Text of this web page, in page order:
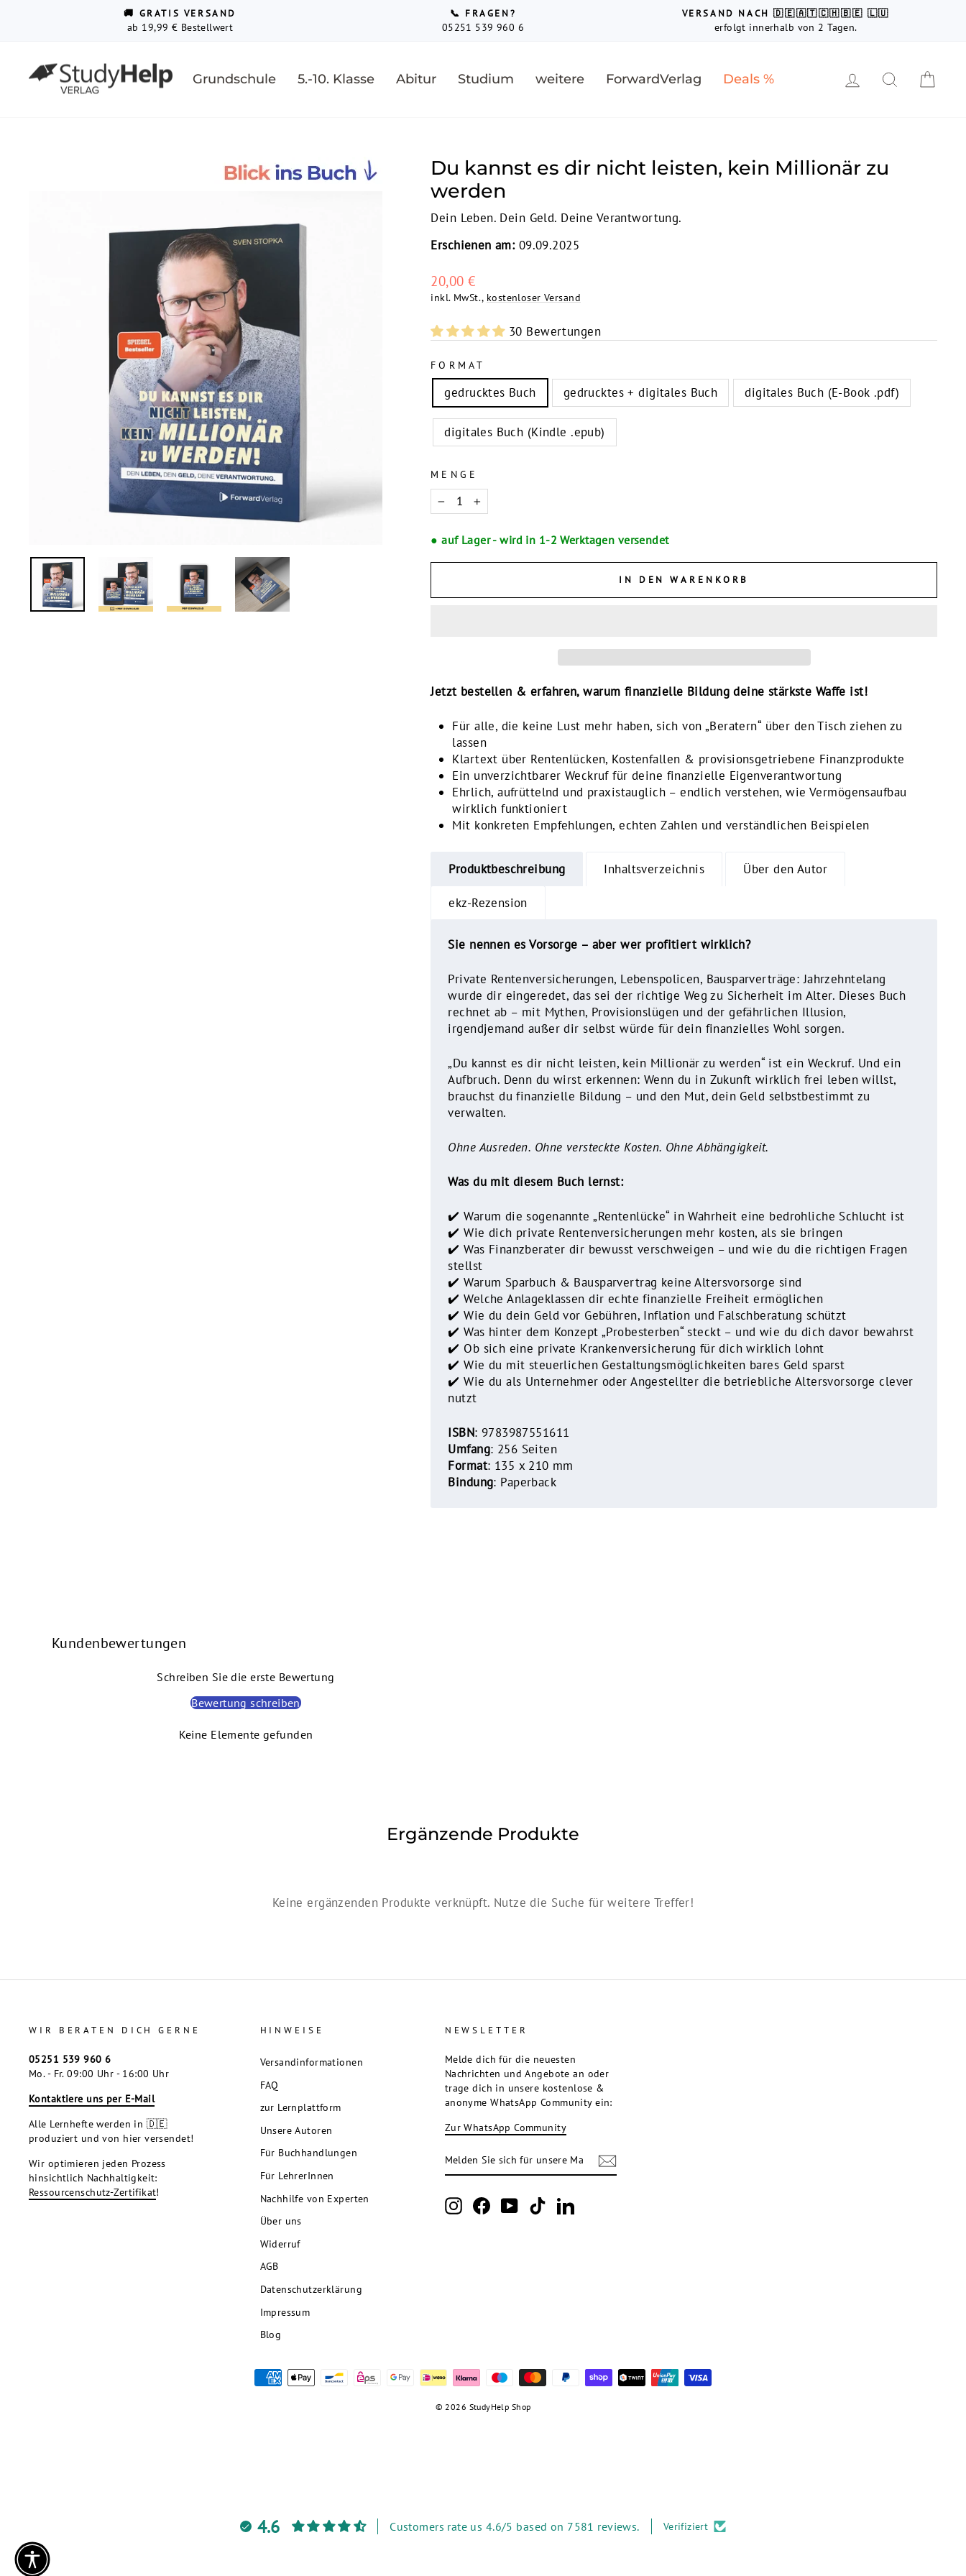
Zum Inhalt springen
Barrierefreiheits-Widget öffnen
Pause
🚚 GRATIS VERSAND
ab 19,99 € Bestellwert
📞 FRAGEN?
05251 539 960 6
VERSAND NACH 🇩🇪🇦🇹🇨🇭🇧🇪 🇱🇺
erfolgt innerhalb von 2 Tagen.
Grundschule 5.-10. Klasse Abitur Studium weitere ForwardVerlag Deals % Einloggen
Suche
Du kannst es dir nicht leisten, kein Millionär zu
werden
Dein Leben. Dein Geld. Deine Verantwortung.
Erschienen am:09.09.2025
Normaler
Preis
20,00 €
inkl. MwSt., kostenloser Versand
30 Bewertungen
FORMAT
gedrucktes Buch gedrucktes + digitales Buch digitales Buch (E-Book .pdf)
digitales Buch (Kindle .epub)
MENGE
− +
● auf Lager - wird in 1-2 Werktagen versendet
IN DEN WARENKORB
Jetzt bestellen & erfahren, warum finanzielle Bildung deine stärkste Waffe ist!
Für alle, die keine Lust mehr haben, sich von „Beratern“ über den Tisch ziehen zu
lassen
Klartext über Rentenlücken, Kostenfallen & provisionsgetriebene Finanzprodukte
Ein unverzichtbarer Weckruf für deine finanzielle Eigenverantwortung
Ehrlich, aufrüttelnd und praxistauglich – endlich verstehen, wie Vermögensaufbau
wirklich funktioniert
Mit konkreten Empfehlungen, echten Zahlen und verständlichen Beispielen
Produktbeschreibung
Sie nennen es Vorsorge – aber wer profitiert wirklich?
Private Rentenversicherungen, Lebenspolicen, Bausparverträge: Jahrzehntelang
wurde dir eingeredet, das sei der richtige Weg zu Sicherheit im Alter. Dieses Buch
rechnet ab – mit Mythen, Provisionslügen und der gefährlichen Illusion,
irgendjemand außer dir selbst würde für dein finanzielles Wohl sorgen.
„Du kannst es dir nicht leisten, kein Millionär zu werden“ ist ein Weckruf. Und ein
Aufbruch. Denn du wirst erkennen: Wenn du in Zukunft wirklich frei leben willst,
brauchst du finanzielle Bildung – und den Mut, dein Geld selbstbestimmt zu
verwalten.
Ohne Ausreden. Ohne versteckte Kosten. Ohne Abhängigkeit.
Was du mit diesem Buch lernst:
✔️ Warum die sogenannte „Rentenlücke“ in Wahrheit eine bedrohliche Schlucht ist
✔️ Wie dich private Rentenversicherungen mehr kosten, als sie bringen
✔️ Was Finanzberater dir bewusst verschweigen – und wie du die richtigen Fragen
stellst
✔️ Warum Sparbuch & Bausparvertrag keine Altersvorsorge sind
✔️ Welche Anlageklassen dir echte finanzielle Freiheit ermöglichen
✔️ Wie du dein Geld vor Gebühren, Inflation und Falschberatung schützt
✔️ Was hinter dem Konzept „Probesterben“ steckt – und wie du dich davor bewahrst
✔️ Ob sich eine private Krankenversicherung für dich wirklich lohnt
✔️ Wie du mit steuerlichen Gestaltungsmöglichkeiten bares Geld sparst
✔️ Wie du als Unternehmer oder Angestellter die betriebliche Altersvorsorge clever
nutzt
ISBN: 9783987551611
Umfang: 256 Seiten
Format: 135 x 210 mm
Bindung: Paperback
Inhaltsverzeichnis Über den Autor
ekz-Rezension
Kundenbewertungen
Schreiben Sie die erste Bewertung
Bewertung schreiben
Keine Elemente gefunden
Ergänzende Produkte
Keine ergänzenden Produkte verknüpft. Nutze die Suche für weitere Treffer!
WIR BERATEN DICH GERNE
05251 539 960 6
Mo. - Fr. 09:00 Uhr - 16:00 Uhr
Kontaktiere uns per E-Mail
Alle Lernhefte werden in 🇩🇪
produziert und von hier versendet!
Wir optimieren jeden Prozess
hinsichtlich Nachhaltigkeit:
Ressourcenschutz-Zertifikat!
HINWEISE
Versandinformationen
FAQ
zur Lernplattform
Unsere Autoren
Für Buchhandlungen
Für LehrerInnen
Nachhilfe von Experten
Über uns
Widerruf
AGB
Datenschutzerklärung
Impressum
Blog
NEWSLETTER
Melde dich für die neuesten
Nachrichten und Angebote an oder
trage dich in unsere kostenlose &
anonyme WhatsApp Community ein:
Zur WhatsApp Community
SIE
SICH
UNSERE
MAILINGLISTE
InstagramFacebookYouTubeTikTokLinkedIn
© 2026 StudyHelp Shop
4.6 Customers rate us 4.6/5 based on 7581 reviews. Verifiziert